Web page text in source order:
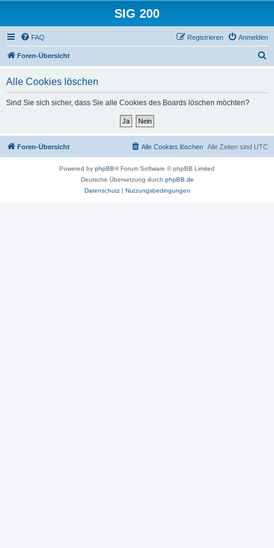
SIG 200
FAQ Anmelden
Registrieren
Foren-Übersicht
Alle Cookies löschen
Sind Sie sich sicher, dass Sie alle Cookies des Boards löschen möchten?
Foren-Übersicht Alle Zeiten sind UTC
Alle Cookies löschen
Powered by phpBB® Forum Software © phpBB Limited
Deutsche Übersetzung durch phpBB.de
Datenschutz| Nutzungsbedingungen